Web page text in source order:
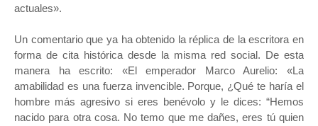
actuales».
Un comentario que ya ha obtenido la réplica de la escritora en
forma de cita histórica desde la misma red social. De esta
manera ha escrito: «El emperador Marco Aurelio: «La
amabilidad es una fuerza invencible. Porque, ¿Qué te haría el
hombre más agresivo si eres benévolo y le dices: “Hemos
nacido para otra cosa. No temo que me dañes, eres tú quien